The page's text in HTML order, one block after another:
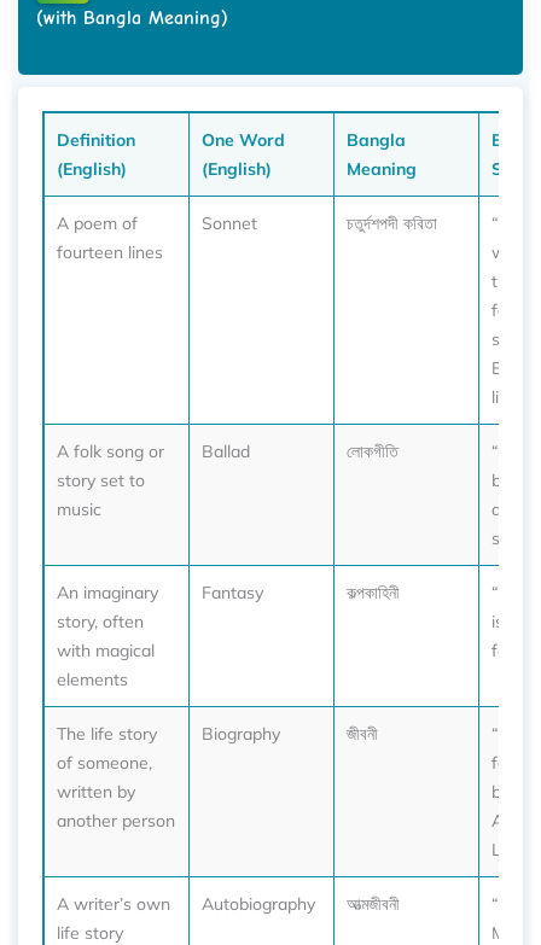
(with Bangla Meaning)
Definition
(English)
One Word
(English)
Bangla
Meaning
A poem of
fourteen lines
Sonnet চতুর্দশপদী কবিতা
wrote
the
A folk song or
story set to
music
Ballad লোকগীতি
“This
a
story.”
An imaginary
story, often
with magical
elements
Fantasy কল্পকাহিনী
is a
The life story
of someone,
written by
another person
Biography জীবনী
“I
A writer’s own
life story
Autobiography আত্মজীবনী